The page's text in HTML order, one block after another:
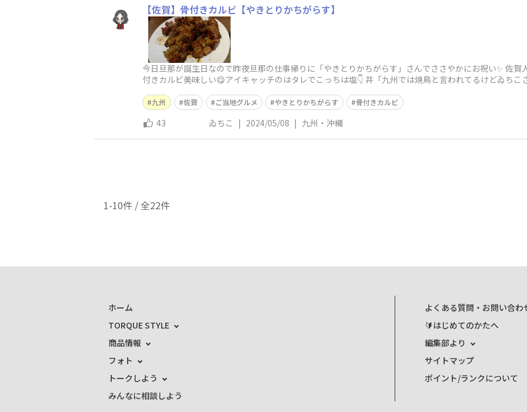
【佐賀】骨付きカルビ【やきとりかちがらす】
今日旦那が誕生日なので昨夜旦那の仕事帰りに「やきとりかちがらす」さんでささやかにお祝い✨ 佐
付きカルビ美味しい😋アイキャッチのはタレでこっちは塩👇 井「九州では焼鳥と言われてるけどゐち
九州 佐賀 ご当地グルメ やきとりかちがらす 骨付きカルビ
43 ゐちこ | 2024/05/08 | 九州・沖縄
1-10件 / 全22件
ホーム
TORQUE STYLE
商品情報
フォト
トークしよう
みんなに相談しよう
よくある質問・お問い合わ
🔰はじめてのかたへ
編集部より
サイトマップ
ポイント/ランクについて